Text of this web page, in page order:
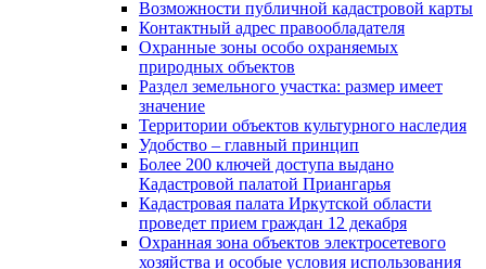
Возможности публичной кадастровой карты
Контактный адрес правообладателя
Охранные зоны особо охраняемых
природных объектов
Раздел земельного участка: размер имеет
значение
Территории объектов культурного наследия
Удобство – главный принцип
Более 200 ключей доступа выдано
Кадастровой палатой Приангарья
Кадастровая палата Иркутской области
проведет прием граждан 12 декабря
Охранная зона объектов электросетевого
хозяйства и особые условия использования